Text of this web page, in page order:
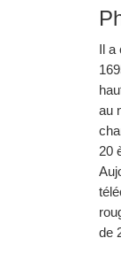
Il a
au
20
de